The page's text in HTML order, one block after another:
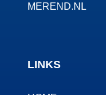
MEREND.NL
LINKS